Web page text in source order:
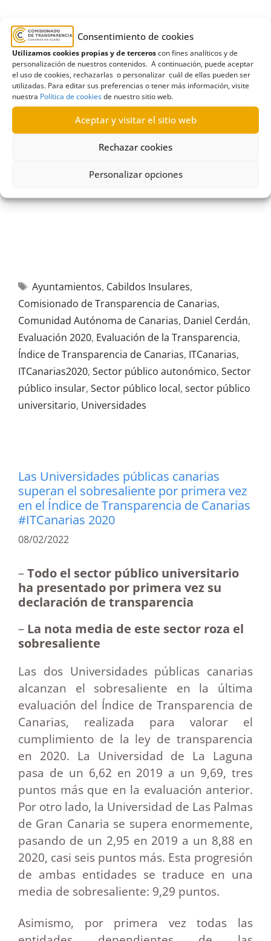
Consentimiento de cookies
Utilizamos cookies propias y de terceroscon fines analíticos y de
personalización de nuestros contenidos. A continuación, puede aceptar
el uso de cookies, rechazarlas o personalizar cuál de ellas pueden ser
utilizadas. Para editar sus preferencias o tener más información, visite
nuestra Política de cookiesde nuestro sitio web.
Aceptar y visitar el sitio web
Rechazar cookies
Personalizar opciones
Los 88 ayuntamientos canarios también
mejoraron sus portales principales de
transparencia y alcanzaron una media
7,78; puntuación que se redujo a 7,22 en el
conjunto de los 190 portales de
transparencia de sus entes dependientes.
Finalmente, la Universidad de La Laguna
consiguió un 9,69 y la Universidad de Las
Ayuntamientos, Cabildos Insulares,
Comisionado de Transparencia de Canarias,
Comunidad Autónoma de Canarias, Daniel Cerdán,
Evaluación 2020, Evaluación de la Transparencia,
Índice de Transparencia de Canarias, ITCanarias,
ITCanarias2020, Sector público autonómico, Sector
público insular, Sector público local, sector público
universitario, Universidades
Las Universidades públicas canarias
superan el sobresaliente por primera vez
en el Índice de Transparencia de Canarias
#ITCanarias 2020
08/02/2022
–Todo el sector público universitario
ha presentado por primera vez su
declaración de transparencia
– La nota media de este sector roza el
sobresaliente
Las dos Universidades públicas canarias
alcanzan el sobresaliente en la última
evaluación del Índice de Transparencia de
Canarias, realizada para valorar el
cumplimiento de la ley de transparencia
en 2020. La Universidad de La Laguna
pasa de un 6,62 en 2019 a un 9,69, tres
puntos más que en la evaluación anterior.
Por otro lado, la Universidad de Las Palmas
de Gran Canaria se supera enormemente,
pasando de un 2,95 en 2019 a un 8,88 en
2020, casi seis puntos más. Esta progresión
de ambas entidades se traduce en una
media de sobresaliente: 9,29 puntos.
Asimismo, por primera vez todas las